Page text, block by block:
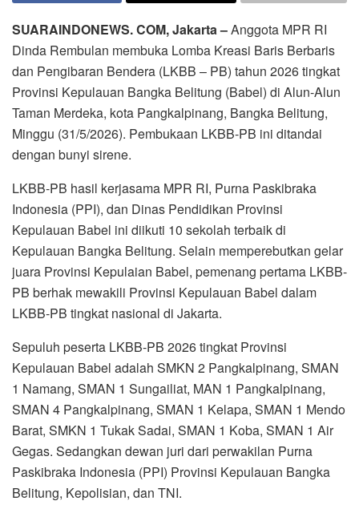
SUARAINDONEWS. COM, Jakarta –Anggota MPR RI
Dinda Rembulan membuka Lomba Kreasi Baris Berbaris
dan Pengibaran Bendera (LKBB – PB) tahun 2026 tingkat
Provinsi Kepulauan Bangka Belitung (Babel) di Alun-Alun
Taman Merdeka, kota Pangkalpinang, Bangka Belitung,
Minggu (31/5/2026). Pembukaan LKBB-PB ini ditandai
dengan bunyi sirene.
LKBB-PB hasil kerjasama MPR RI, Purna Paskibraka
Indonesia (PPI), dan Dinas Pendidikan Provinsi
Kepulauan Babel ini diikuti 10 sekolah terbaik di
Kepulauan Bangka Belitung. Selain memperebutkan gelar
juara Provinsi Kepulaian Babel, pemenang pertama LKBB-
PB berhak mewakili Provinsi Kepulauan Babel dalam
LKBB-PB tingkat nasional di Jakarta.
Sepuluh peserta LKBB-PB 2026 tingkat Provinsi
Kepulauan Babel adalah SMKN 2 Pangkalpinang, SMAN
1 Namang, SMAN 1 Sungailiat, MAN 1 Pangkalpinang,
SMAN 4 Pangkalpinang, SMAN 1 Kelapa, SMAN 1 Mendo
Barat, SMKN 1 Tukak Sadai, SMAN 1 Koba, SMAN 1 Air
Gegas. Sedangkan dewan juri dari perwakilan Purna
Paskibraka Indonesia (PPI) Provinsi Kepulauan Bangka
Belitung, Kepolisian, dan TNI.